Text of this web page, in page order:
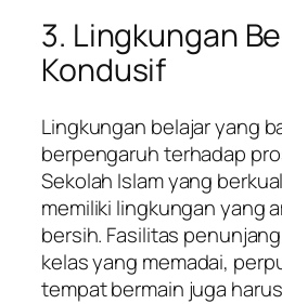
3. Lingkungan
Kondusif
Lingkungan belajar yang
berpengaruh terhadap
Sekolah Islam yang
memiliki lingkungan yang
bersih. Fasilitas
kelas yang memadai,
tempat bermain juga